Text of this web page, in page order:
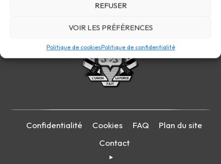
REFUSER
VOIR LES PRÉFÉRENCES
Politique de cookiesPolitique de confidentialité
Confidentialité Cookies FAQ
Plan du site
Contact